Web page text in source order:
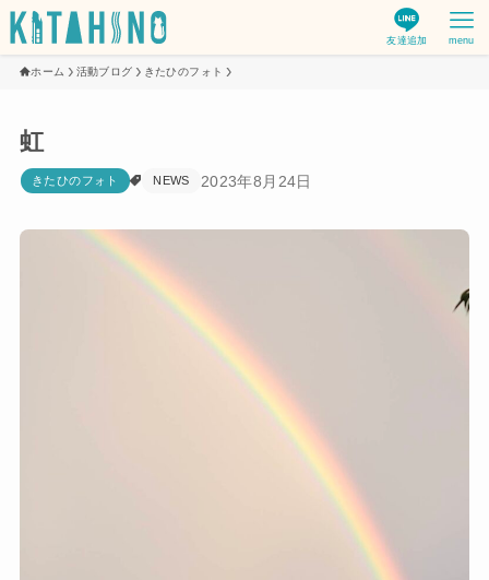
友達追加 menu
ホーム 活動ブログ きたひのフォト
虹
きたひのフォト NEWS 2023年8月24日